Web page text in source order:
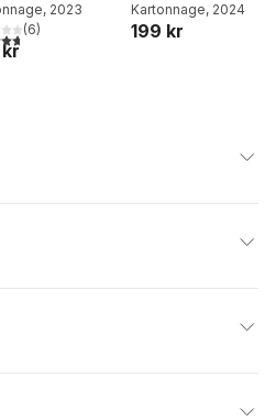
,Leif
, 2023
5 stjärnor. Totalt antal röster:
(6)
kr
Eriksson,Martin
Svensson
Kartonnage, 2024
199 kr